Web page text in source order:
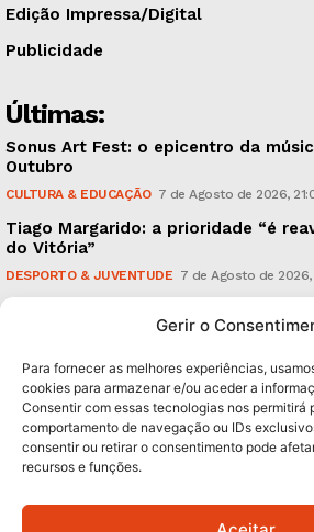
Gerir o
Para fornecer as melhores experiências,
cookies para armazenar e/ou aceder a
Consentir com essas tecnologias nos permitirá
comportamento de navegação ou IDs
consentir ou retirar o consentimento pode
recursos e funções.
Edição Impressa/Digital
Publicidade
Últimas:
Sonus Art Fest: o epicentro da
Outubro
CULTURA & EDUCAÇÃO 7 de Agosto de 2026,
Tiago Margarido: a prioridade “é
do Vitória”
DESPORTO & JUVENTUDE 7 de Agosto de 2026,
caudais e antecipa situações de
Subscreva Newsletter: